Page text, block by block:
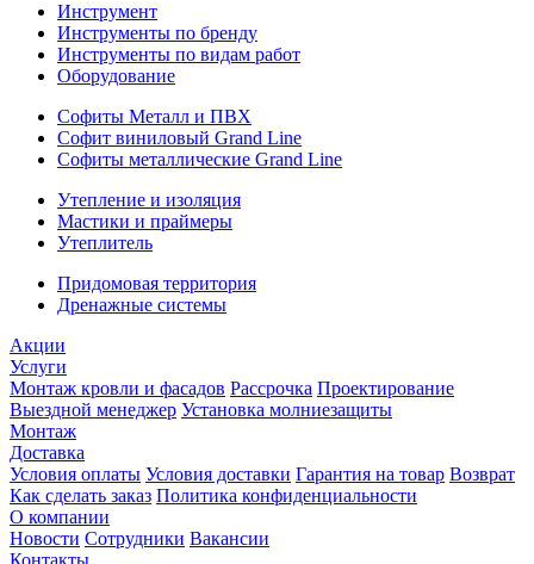
Инструмент
Инструменты по бренду
Инструменты по видам работ
Оборудование
Софиты Металл и ПВХ
Софит виниловый Grand Line
Софиты металлические Grand Line
Утепление и изоляция
Мастики и праймеры
Утеплитель
Придомовая территория
Дренажные системы
Акции
Услуги
Монтаж кровли и фасадов Рассрочка Проектирование
Выездной менеджер Установка молниезащиты
Монтаж
Доставка
Условия оплаты Условия доставки Гарантия на товар Возврат
Как сделать заказ Политика конфиденциальности
О компании
Новости Сотрудники Вакансии
Контакты